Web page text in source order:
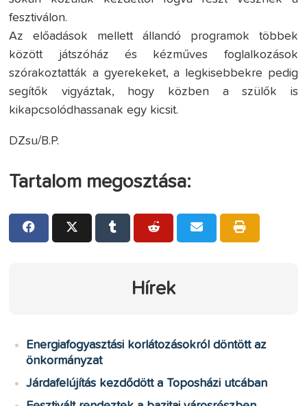
fesztiválon.
Az előadások mellett állandó programok többek
között játszóház és kézműves foglalkozások
szórakoztatták a gyerekeket, a legkisebbekre pedig
segítők vigyáztak, hogy közben a szülők is
kikapcsolódhassanak egy kicsit.
DZsu/B.P.
Tartalom megosztása:
Hírek
Energiafogyasztási korlátozásokról döntött az
önkormányzat
Járdafelújítás kezdődött a Toposházi utcában